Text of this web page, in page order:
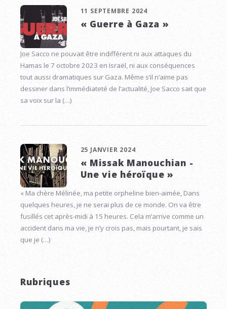
11 SEPTEMBRE 2024
« Guerre à Gaza »
Joe Sacco ne pouvait être indifférent ni aux attaques du
Hamas le 7 octobre 2023 en Israël, ni aux conséquences
tout aussi dramatiques sur Gaza. Même s’il n’aime pas
dessiner dans l’immédiateté de l’actualité, Joe Sacco sait que
sa voix sur la (…)
25 JANVIER 2024
« Missak Manouchian -
Une vie héroïque »
« Ma chère Mélinée, ma petite orpheline bien-aimée, Dans
quelques heures, je ne serai plus de ce monde. On va être
fusillés cet après-midi à 15 heures. Cela m’arrive comme un
accident dans ma vie, je n’y crois pas, mais pourtant, je sais
que je (…)
Rubriques